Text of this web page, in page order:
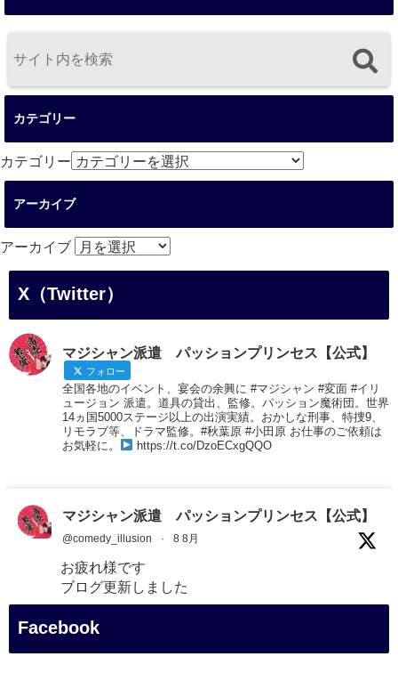
カテゴリー
カテゴリー
アーカイブ
アーカイブ
X（Twitter）
マジシャン派遣 パッションプリンセス【公式】
フォロー
全国各地のイベント、宴会の余興に #マジシャン #変面 #イリ
ュージョン 派遣。道具の貸出、監修。パッション魔術団。世界
14ヵ国5000ステージ以上の出演実績。おかしな刑事、特捜9、
リモラブ等、ドラマ監修。#秋葉原 #小田原 お仕事のご依頼は
お気軽に。
https://t.co/DzoECxgQQO
マジシャン派遣 パッションプリンセス【公式】
@comedy_illusion · 8 8月
お疲れ様です
ブログ更新しました
「マジシャン和歌山旅 白浜町・白良湯」
Facebook